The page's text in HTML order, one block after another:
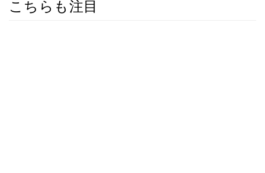
こちらも注目